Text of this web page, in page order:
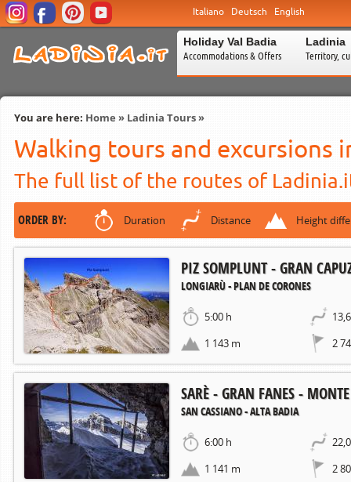
Italiano Deutsch English
Holiday Val Badia
Accommodations & Offers
Ladinia
Territory,
You are here: Home » Ladinia Tours»
Walking tours and excursions
The full list of the routes of
ORDER BY: Duration Distance Height
PIZ SOMPLUNT - GRAN
LONGIARÙ - PLAN DE CORONES
5:00 h
1 143 m
2
SARÈ - GRAN FANES - MONTE
SAN CASSIANO - ALTA BADIA
6:00 h
1 141 m
2